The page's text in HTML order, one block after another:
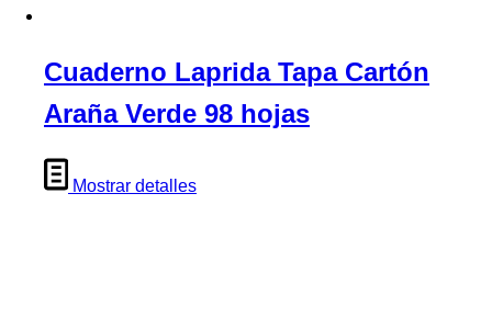
Cuaderno Laprida Tapa Cartón
Araña Verde 98 hojas
Mostrar detalles